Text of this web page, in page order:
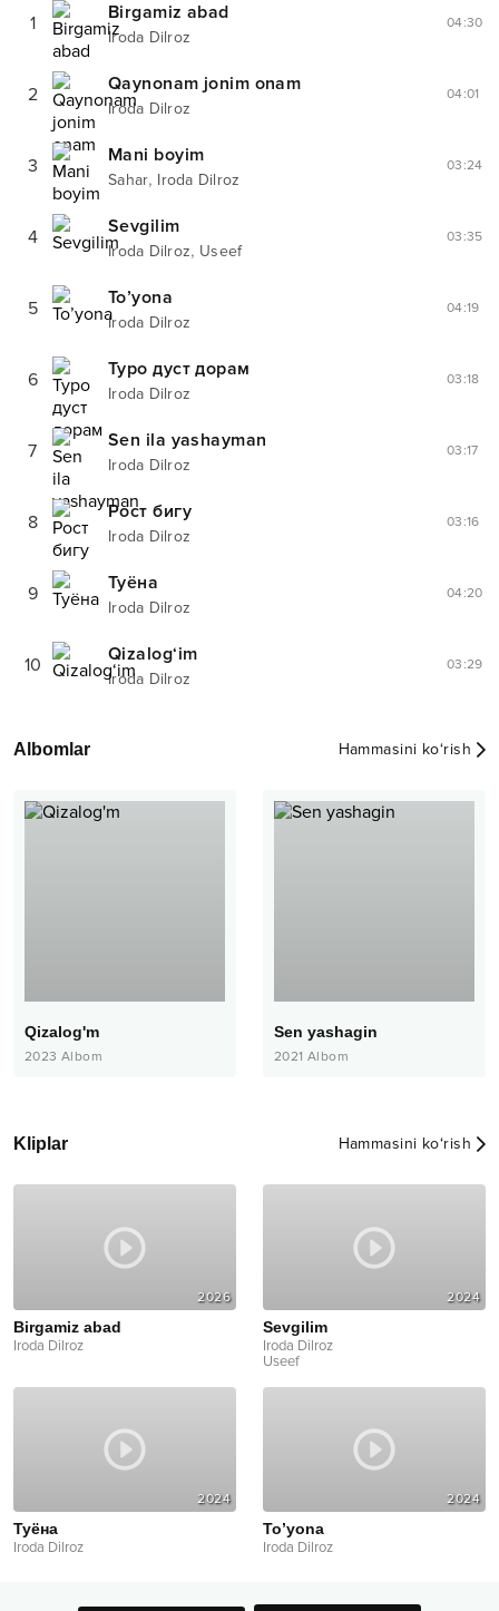
1 Birgamiz abad
Iroda Dilroz
04:30
2 Qaynonam jonim onam
Iroda Dilroz
04:01
3 Mani boyim
Sahar, Iroda Dilroz
03:24
4 Sevgilim
Iroda Dilroz, Useef
03:35
5 To’yona
Iroda Dilroz
04:19
6 Туро дуст дорам
Iroda Dilroz
03:18
7 Sen ila yashayman
Iroda Dilroz
03:17
8 Рост бигу
Iroda Dilroz
03:16
9 Туёна
Iroda Dilroz
04:20
10 Qizalog‘im
Iroda Dilroz
03:29
Albomlar Hammasini ko‘rish
Qizalog'm
2023 Albom
Sen yashagin
2021 Albom
Kliplar Hammasini ko‘rish
2026
Birgamiz abad
Iroda Dilroz
2024
Sevgilim
Iroda Dilroz
Useef
2024
Туёна
Iroda Dilroz
2024
To’yona
Iroda Dilroz